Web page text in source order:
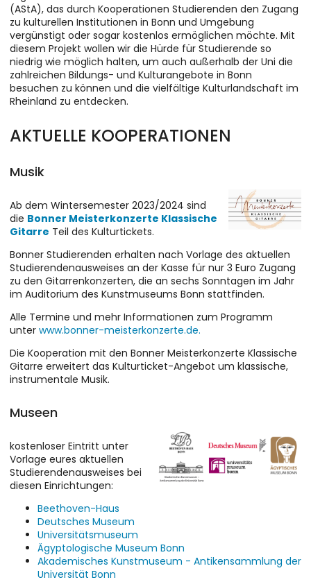
(AStA), das durch Kooperationen Studierenden den Zugang
zu kulturellen Institutionen in Bonn und Umgebung
vergünstigt oder sogar kostenlos ermöglichen möchte. Mit
diesem Projekt wollen wir die Hürde für Studierende so
niedrig wie möglich halten, um auch außerhalb der Uni die
zahlreichen Bildungs- und Kulturangebote in Bonn
besuchen zu können und die vielfältige Kulturlandschaft im
Rheinland zu entdecken.
AKTUELLE KOOPERATIONEN
Musik
Ab dem Wintersemester 2023/2024 sind
die Bonner Meisterkonzerte Klassische
Gitarre Teil des Kulturtickets.
Bonner Studierenden erhalten nach Vorlage des aktuellen
Studierendenausweises an der Kasse für nur 3 Euro Zugang
zu den Gitarrenkonzerten, die an sechs Sonntagen im Jahr
im Auditorium des Kunstmuseums Bonn stattfinden.
Alle Termine und mehr Informationen zum Programm
unter www.bonner-meisterkonzerte.de.
Die Kooperation mit den Bonner Meisterkonzerte Klassische
Gitarre erweitert das Kulturticket-Angebot um klassische,
instrumentale Musik.
Museen
kostenloser Eintritt unter
Vorlage eures aktuellen
Studierendenausweises bei
diesen Einrichtungen:
Beethoven-Haus
Deutsches Museum
Universitätsmuseum
Ägyptologische Museum Bonn
Akademisches Kunstmuseum - Antikensammlung der
Universität Bonn